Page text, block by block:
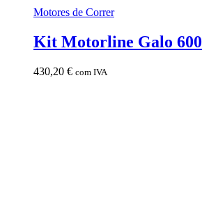
Motores de Correr
Kit Motorline Galo 600
430,20 € com IVA